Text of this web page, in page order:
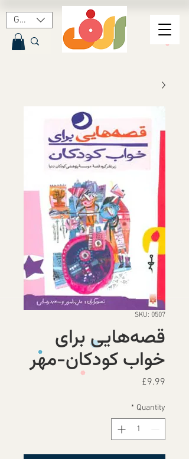
GBP (£)
SKU: 0507
قصه‌هایی برای
خواب کودکان-مهر
£9.99
Quantity
*